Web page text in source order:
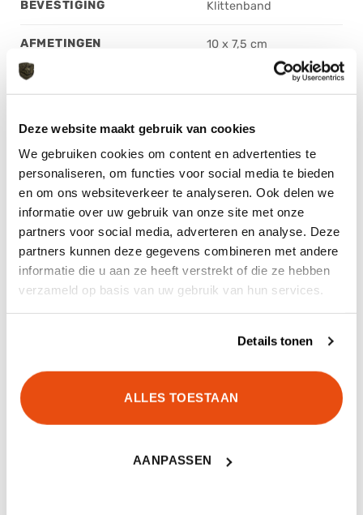
Deze website maakt gebruik van cookies
We gebruiken cookies om content en advertenties te
personaliseren, om functies voor social media te bieden
en om ons websiteverkeer te analyseren. Ook delen we
informatie over uw gebruik van onze site met onze
partners voor social media, adverteren en analyse. Deze
partners kunnen deze gegevens combineren met andere
informatie die u aan ze heeft verstrekt of die ze hebben
verzameld op basis van uw gebruik van hun services.
Details tonen
ALLES TOESTAAN
AANPASSEN
BEVESTIGING Klittenband
AFMETINGEN 10 x 7,5 cm
GERELATEERDE PRODUCTEN
Tacstack Organiser M